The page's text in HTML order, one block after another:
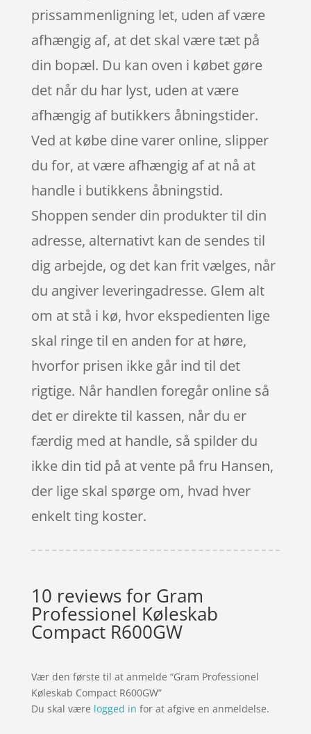
prissammenligning let, uden af være
afhængig af, at det skal være tæt på
din bopæl. Du kan oven i købet gøre
det når du har lyst, uden at være
afhængig af butikkers åbningstider.
Ved at købe dine varer online, slipper
du for, at være afhængig af at nå at
handle i butikkens åbningstid.
Shoppen sender din produkter til din
adresse, alternativt kan de sendes til
dig arbejde, og det kan frit vælges, når
du angiver leveringadresse. Glem alt
om at stå i kø, hvor ekspedienten lige
skal ringe til en anden for at høre,
hvorfor prisen ikke går ind til det
rigtige. Når handlen foregår online så
det er direkte til kassen, når du er
færdig med at handle, så spilder du
ikke din tid på at vente på fru Hansen,
der lige skal spørge om, hvad hver
enkelt ting koster.
10 reviews for Gram
Professionel Køleskab
Compact R600GW
Vær den første til at anmelde “Gram Professionel
Køleskab Compact R600GW”
Du skal være logged in for at afgive en anmeldelse.